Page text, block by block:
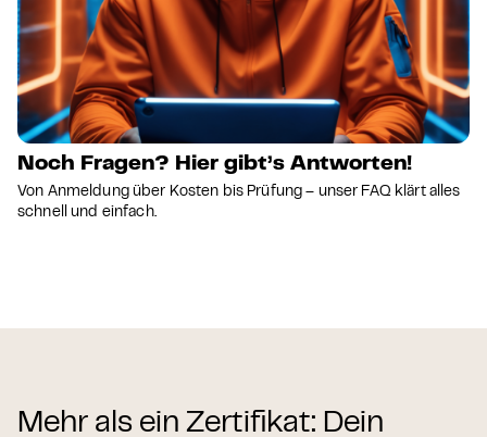
Noch Fragen? Hier gibt’s Antworten!
Von Anmeldung über Kosten bis Prüfung – unser FAQ klärt alles
schnell und einfach.
Mehr als ein Zertifikat: Dein